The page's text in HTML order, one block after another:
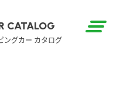
CATALOG
ングカー カタログ